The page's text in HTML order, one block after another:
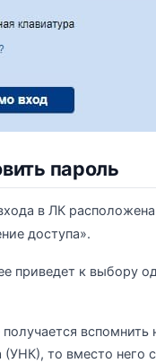
пароль
в ЛК расположена
доступа».
приведет к выбору
получается вспомнить
(УНК), то вместо него